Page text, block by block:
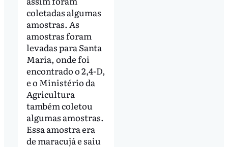
coletadas algumas
amostras. As
amostras foram
levadas para Santa
Maria, onde foi
encontrado o 2,4-D,
e o Ministério da
Agricultura
também coletou
algumas amostras.
Essa amostra era
de maracujá e saiu